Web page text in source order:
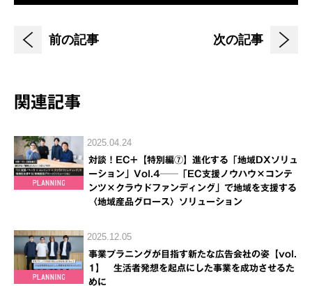
前の記事 次の記事
関連記事
2025.04.24
対談！EC+【特別編⑦】進化する「地域DXソリュ
ーション」Vol.4──「EC支援ノウハウ×コンテ
ンツ×クラウドファンディング」で地域を支援する
〈地域産品グロース〉ソリューション
2025.12.05
事業プラニングが目指す新たな広告会社の姿【vol.
1】 生活者発想を起点にした事業を成功させるた
めに